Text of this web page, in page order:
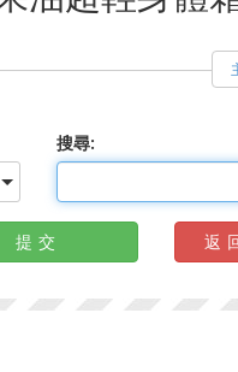
搜尋:
提交 返